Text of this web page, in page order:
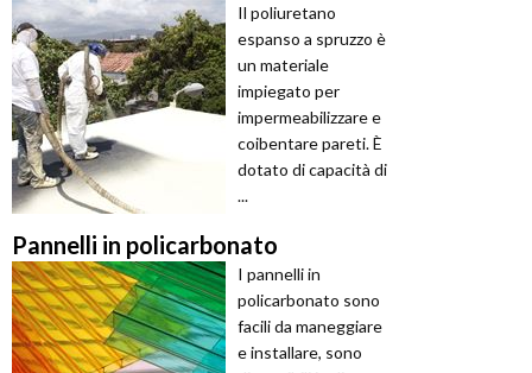
Il poliuretano
espanso a spruzzo è
un materiale
impiegato per
impermeabilizzare e
coibentare pareti. È
dotato di capacità di
...
Pannelli in policarbonato
I pannelli in
policarbonato sono
facili da maneggiare
e installare, sono